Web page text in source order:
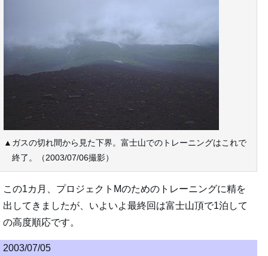
▲ガスの切れ間から見た下界。富士山でのトレーニングはこれで
終了。（2003/07/06撮影）
この1カ月、プロジェクトMのためのトレーニングに精を
出してきましたが、いよいよ最終回は富士山頂で1泊して
の高度順応です。
2003/07/05